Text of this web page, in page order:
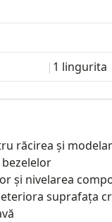
| 1 lingurita
răcirea și
și nivelarea
suprafața